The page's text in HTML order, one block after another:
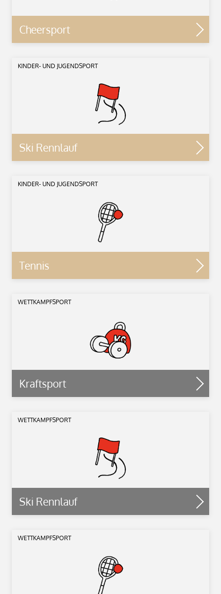
Cheersport
KINDER- UND JUGENDSPORT
Ski Rennlauf
KINDER- UND JUGENDSPORT
Tennis
WETTKAMPFSPORT
Kraftsport
WETTKAMPFSPORT
Ski Rennlauf
WETTKAMPFSPORT